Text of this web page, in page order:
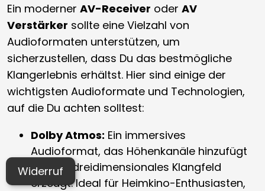
Ein moderner AV-Receiver oder AV
Verstärker sollte eine Vielzahl von
Audioformaten unterstützen, um
sicherzustellen, dass Du das bestmögliche
Klangerlebnis erhältst. Hier sind einige der
wichtigsten Audioformate und Technologien,
auf die Du achten solltest:
Dolby Atmos: Ein immersives
Audioformat, das Höhenkanäle hinzufügt
und ein dreidimensionales Klangfeld
erzeugt. Ideal für Heimkino-Enthusiasten,
Widerruf